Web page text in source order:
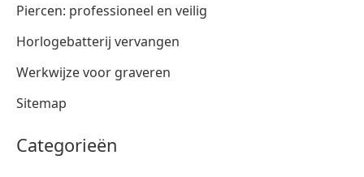
Piercen: professioneel en veilig
Horlogebatterij vervangen
Werkwijze voor graveren
Sitemap
Categorieën